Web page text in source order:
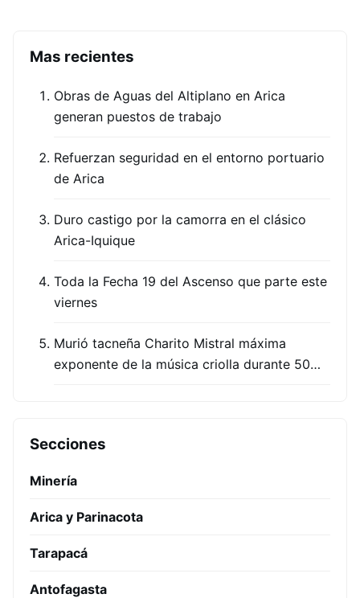
Mas recientes
Obras de Aguas del Altiplano en Arica
generan puestos de trabajo
Refuerzan seguridad en el entorno portuario
de Arica
Duro castigo por la camorra en el clásico
Arica-Iquique
Toda la Fecha 19 del Ascenso que parte este
viernes
Murió tacneña Charito Mistral máxima
exponente de la música criolla durante 50…
Secciones
Minería
Arica y Parinacota
Tarapacá
Antofagasta